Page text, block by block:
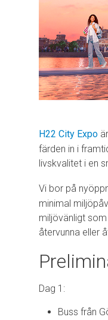
H22 City Expo
färden in i
livskvalitet i en
Vi bor på
minimal
miljövänligt
återvunna eller
Dag 1:
Buss från